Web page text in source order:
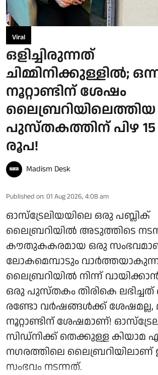
Viral
ഒളിച്ചിരുന്നത്
ചിമ്മിനിക്കുള്ളിൽ;
നൂറ്റാണ്ടിന് ശേഷം
ലൈബ്രറിയിലെത്തിയ
പുസ്തകത്തിന് പിഴ
രൂപ!
Madism Desk
Published on: 01 Aug 2026, 4:08 am
ഓസ്ട്രേലിയയിലെ ഒരു പബ്ലിക്
ലൈബ്രറിയിൽ അടുത്തിടെ
കൗതുകകരമായ ഒരു
ലോകമെമ്പാടും
ലൈബ്രറിയിൽ നിന്ന്
ഒരു പുസ്തകം തിരികെ ലഭിച്ചത്
രണ്ടോ വർഷങ്ങൾക്ക് ശേഷമല്ല,
നൂറ്റാണ്ടിന് ശേഷമാണ്!
സിഡ്‌നിക്ക് തെക്കുള്ള കിയാമ
നഗരത്തിലെ
സംഭവം നടന്നത്.